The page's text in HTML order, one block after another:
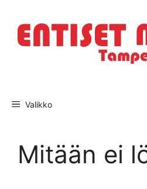
sisältöön
Valikko
Mitään ei